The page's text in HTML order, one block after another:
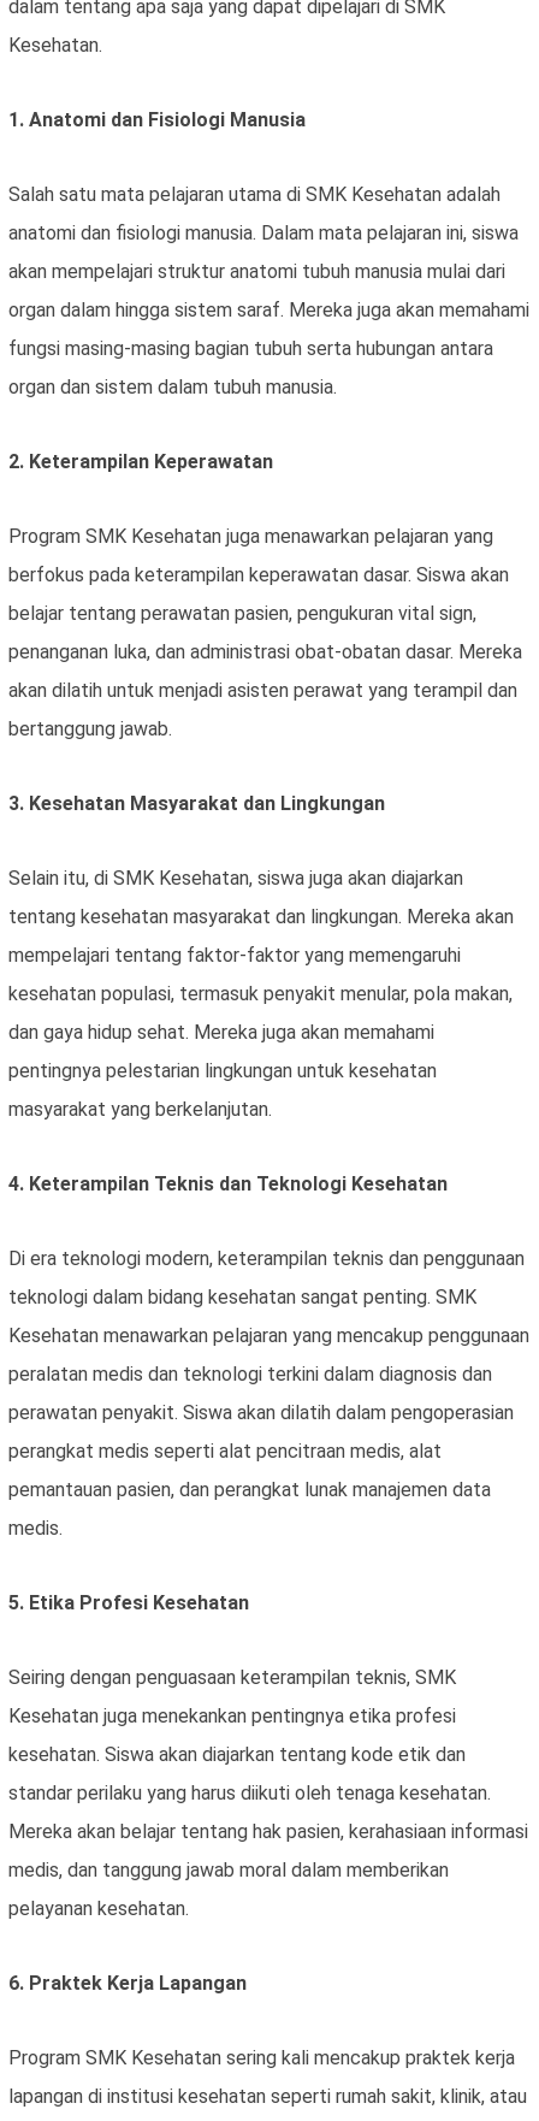
dalam tentang apa saja yang dapat dipelajari di SMK
Kesehatan.
1. Anatomi dan Fisiologi Manusia
Salah satu mata pelajaran utama di SMK Kesehatan adalah
anatomi dan fisiologi manusia. Dalam mata pelajaran ini, siswa
akan mempelajari struktur anatomi tubuh manusia mulai dari
organ dalam hingga sistem saraf. Mereka juga akan memahami
fungsi masing-masing bagian tubuh serta hubungan antara
organ dan sistem dalam tubuh manusia.
2. Keterampilan Keperawatan
Program SMK Kesehatan juga menawarkan pelajaran yang
berfokus pada keterampilan keperawatan dasar. Siswa akan
belajar tentang perawatan pasien, pengukuran vital sign,
penanganan luka, dan administrasi obat-obatan dasar. Mereka
akan dilatih untuk menjadi asisten perawat yang terampil dan
bertanggung jawab.
3. Kesehatan Masyarakat dan Lingkungan
Selain itu, di SMK Kesehatan, siswa juga akan diajarkan
tentang kesehatan masyarakat dan lingkungan. Mereka akan
mempelajari tentang faktor-faktor yang memengaruhi
kesehatan populasi, termasuk penyakit menular, pola makan,
dan gaya hidup sehat. Mereka juga akan memahami
pentingnya pelestarian lingkungan untuk kesehatan
masyarakat yang berkelanjutan.
4. Keterampilan Teknis dan Teknologi Kesehatan
Di era teknologi modern, keterampilan teknis dan penggunaan
teknologi dalam bidang kesehatan sangat penting. SMK
Kesehatan menawarkan pelajaran yang mencakup penggunaan
peralatan medis dan teknologi terkini dalam diagnosis dan
perawatan penyakit. Siswa akan dilatih dalam pengoperasian
perangkat medis seperti alat pencitraan medis, alat
pemantauan pasien, dan perangkat lunak manajemen data
medis.
5. Etika Profesi Kesehatan
Seiring dengan penguasaan keterampilan teknis, SMK
Kesehatan juga menekankan pentingnya etika profesi
kesehatan. Siswa akan diajarkan tentang kode etik dan
standar perilaku yang harus diikuti oleh tenaga kesehatan.
Mereka akan belajar tentang hak pasien, kerahasiaan informasi
medis, dan tanggung jawab moral dalam memberikan
pelayanan kesehatan.
6. Praktek Kerja Lapangan
Program SMK Kesehatan sering kali mencakup praktek kerja
lapangan di institusi kesehatan seperti rumah sakit, klinik, atau